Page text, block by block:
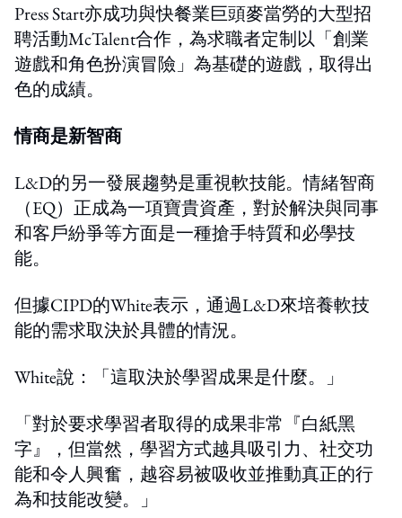
Press Start亦成功與快餐業巨頭麥當勞的大型招
聘活動McTalent合作，為求職者定制以「創業
遊戲和角色扮演冒險」為基礎的遊戲，取得出
色的成績。
情商是新智商
L&D的另一發展趨勢是重視軟技能。情緒智商
（EQ）正成為一項寶貴資產，對於解決與同事
和客戶紛爭等方面是一種搶手特質和必學技
能。
但據CIPD的White表示，通過L&D來培養軟技
能的需求取決於具體的情況。
White說：「這取決於學習成果是什麼。」
「對於要求學習者取得的成果非常『白紙黑
字』，但當然，學習方式越具吸引力、社交功
能和令人興奮，越容易被吸收並推動真正的行
為和技能改變。」